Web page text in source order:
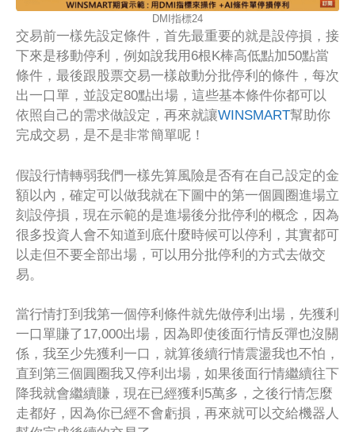
DMI指標24
交易前一樣先設定條件，首先最重要的就是設停損，接
下來是移動停利，例如說我用6根K棒高低點加50點當
條件，最後跟股票交易一樣啟動分批停利的條件，每次
出一口單，並設定80點出場，這些基本條件你都可以
依照自己的需求做設定，再來就讓WINSMART幫助你
完成交易，是不是非常簡單呢！
假設行情轉弱我們一樣先算風險是否有在自己設定的金
額以內，確定可以做我就在下圖中的第一個圓圈進場立
刻設停損，現在示範的是進場後分批停利的概念，因為
很多投資人會不知道到底什麼時候可以停利，其實都可
以走但不要全部出場，可以用分批停利的方式去做交
易。
當行情打到我第一個停利條件就先做停利出場，先獲利
一口單賺了17,000出場，因為即使後面行情反彈也沒關
係，我至少先獲利一口，就算後續行情震盪我也不怕，
直到第三個圓圈我又停利出場，如果後面行情繼續往下
降我就會繼續賺，現在已經獲利5萬多，之後行情怎麼
走都好，因為你已經不會虧損，再來就可以交給機器人